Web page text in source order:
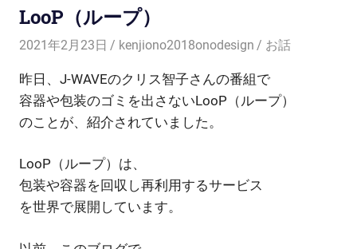
LooP（ループ）
2021年2月23日 kenjiono2018onodesign お話
昨日、J-WAVEのクリス智子さんの番組で
容器や包装のゴミを出さないLooP（ループ）
のことが、紹介されていました。
LooP（ループ）は、
包装や容器を回収し再利用するサービス
を世界で展開しています。